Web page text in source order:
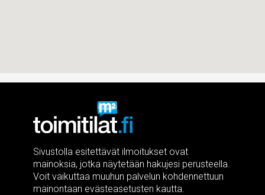
Sivustolla esitettävät ilmoitukset ovat
mainoksia, jotka näytetään hakujesi perusteella.
Voit vaikuttaa muuhun palvelun kohdennettuun
mainontaan evästeasetusten kautta.